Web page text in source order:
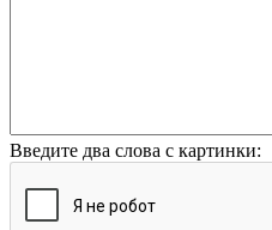
Введите два слова с картинки: